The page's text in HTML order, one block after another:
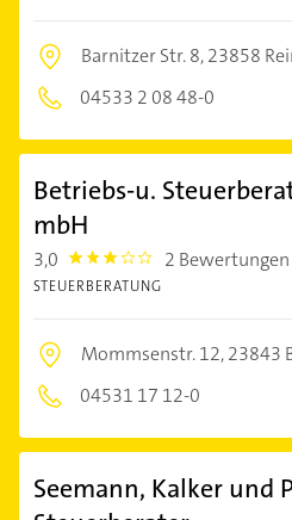
Barnitzer Str. 8,23858
04533 2 08 48-0
Betriebs-u.
mbH
3,0 3.0 2 Bewertungen
STEUERBERATUNG
Mommsenstr. 12,23843
04531 17 12-0
Seemann, Kalker und